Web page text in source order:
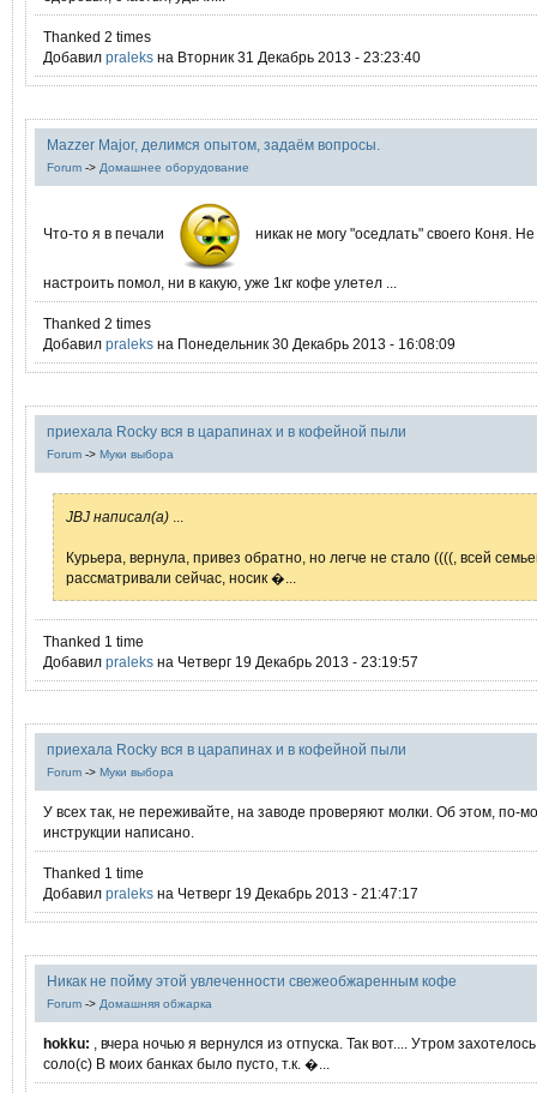
Thanked 2 times
Добавил praleks на Вторник 31 Декабрь 2013 - 23:23:40
Mazzer Major, делимся опытом, задаём вопросы.
Forum -> Домашнее оборудование
Что-то я в печали никак не могу "оседлать" своего Коня. Не
настроить помол, ни в какую, уже 1кг кофе улетел ...
Thanked 2 times
Добавил praleks на Понедельник 30 Декабрь 2013 - 16:08:09
приехала Rocky вся в царапинах и в кофейной пыли
Forum -> Муки выбора
JBJ написал(а)
Курьера, вернула, привез обратно, но легче не стало ((((, всей
рассматривали сейчас, носик �...
Thanked 1 time
Добавил praleks на Четверг 19 Декабрь 2013 - 23:19:57
приехала Rocky вся в царапинах и в кофейной пыли
Forum -> Муки выбора
У всех так, не переживайте, на заводе проверяют молки. Об этом, по-
инструкции написано.
Thanked 1 time
Добавил praleks на Четверг 19 Декабрь 2013 - 21:47:17
Никак не пойму этой увлеченности свежеобжаренным кофе
Forum -> Домашняя обжарка
hokku: , вчера ночью я вернулся из отпуска. Так вот.... Утром
соло(с) В моих банках было пусто, т.к. �...